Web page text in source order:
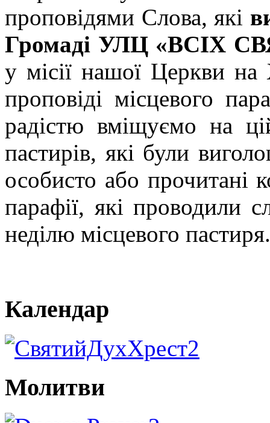
проповідями Слова, які
Громаді УЛЦ «ВСІХ
у місії нашої Церкви на
проповіді місцевого
радістю вміщуємо на
пастирів, які були
особисто або прочитані
парафії, які проводили
неділю місцевого пастиря.
Календар
Молитви